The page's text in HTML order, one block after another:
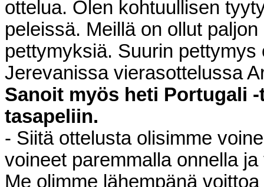
ottelua. Olen kohtuullisen
peleissä. Meillä on ollut
pettymyksiä. Suurin
Jerevanissa vierasottelussa
Sanoit myös heti Portugali
tasapeliin.
- Siitä ottelusta olisimme
voineet paremmalla onnella
Me olimme lähempänä